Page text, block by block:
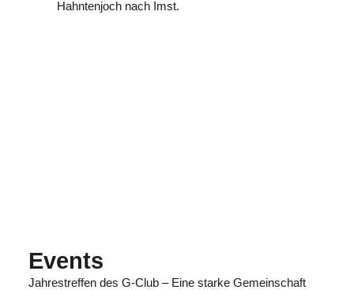
Hahntenjoch nach Imst.
Events
Jahrestreffen des G-Club – Eine starke Gemeinschaft